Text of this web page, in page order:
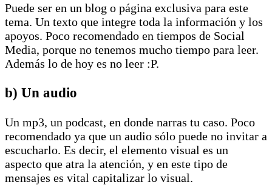
Puede ser en un blog o página exclusiva para este
tema. Un texto que integre toda la información y los
apoyos. Poco recomendado en tiempos de Social
Media, porque no tenemos mucho tiempo para leer.
Además lo de hoy es no leer :P.
b) Un audio
Un mp3, un podcast, en donde narras tu caso. Poco
recomendado ya que un audio sólo puede no invitar a
escucharlo. Es decir, el elemento visual es un
aspecto que atra la atención, y en este tipo de
mensajes es vital capitalizar lo visual.